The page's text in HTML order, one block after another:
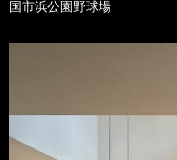
国市浜公園野球場